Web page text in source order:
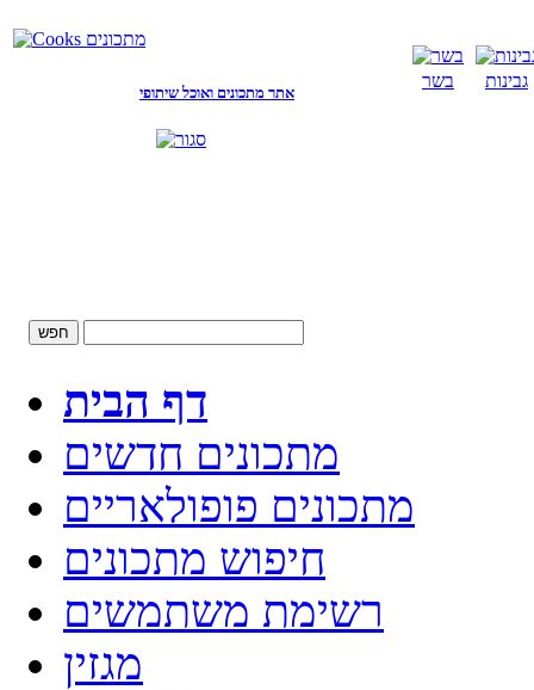
אתר מתכונים ואוכל שיתופי
בשר גבינות
דף הבית
מתכונים חדשים
מתכונים פופולאריים
חיפוש מתכונים
רשימת משתמשים
מגזין